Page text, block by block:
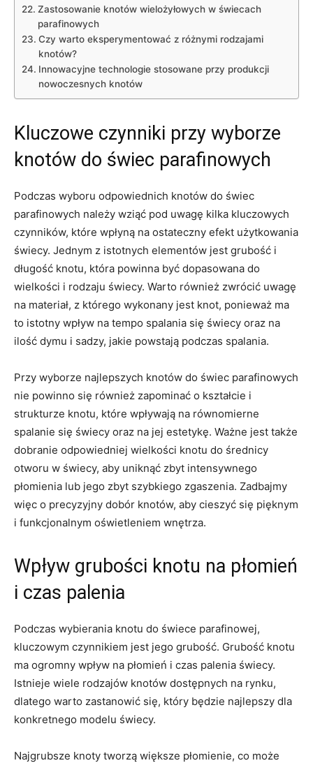
Zastosowanie knotów wielożyłowych w świecach
parafinowych
Czy ⁢warto⁢ eksperymentować z różnymi⁣ rodzajami ​
knotów?
Innowacyjne technologie stosowane przy produkcji
⁢nowoczesnych knotów
Kluczowe czynniki przy wyborze
‍knotów do ⁤świec parafinowych
Podczas wyboru odpowiednich knotów do świec
parafinowych należy wziąć pod uwagę kilka ​kluczowych
⁤czynników, które⁤ wpłyną​ na ostateczny efekt użytkowania‌
świecy. ⁣Jednym z istotnych elementów jest ‌grubość i
⁣długość ⁤knotu, która powinna⁣ być dopasowana do ​
wielkości i ⁢rodzaju świecy. ⁢Warto ​również zwrócić​ uwagę
na‍ materiał, z którego wykonany jest knot, ponieważ‌ ma
to istotny ‍wpływ na tempo spalania‍ się ‍świecy oraz na
⁣ilość dymu ​i sadzy, jakie powstają podczas spalania.
Przy wyborze najlepszych knotów ​do świec​ parafinowych
nie powinno⁣ się ‌również zapominać‍ o kształcie i
strukturze knotu, które ⁢wpływają na równomierne
⁣spalanie się świecy oraz na​ jej ⁢estetykę. ​Ważne jest także
dobranie odpowiedniej wielkości knotu do średnicy
otworu w świecy, aby⁣ uniknąć zbyt intensywnego
płomienia‍ lub‍ jego zbyt szybkiego zgaszenia. Zadbajmy
więc ​o precyzyjny dobór‌ knotów, aby cieszyć​ się pięknym
i funkcjonalnym oświetleniem ‌wnętrza.
Wpływ grubości knotu⁤ na płomień
‍i czas palenia
Podczas wybierania ⁤knotu do świece⁢ parafinowej,
kluczowym czynnikiem ⁤jest ⁤jego grubość. Grubość knotu
ma ogromny wpływ na płomień i ⁤czas palenia ⁢świecy.‍
Istnieje‌ wiele rodzajów knotów dostępnych na rynku,
‍dlatego warto zastanowić się, ⁣który‌ będzie najlepszy dla
‍konkretnego modelu​ świecy.
Najgrubsze knoty‍ tworzą większe ⁣płomienie, ⁣co może